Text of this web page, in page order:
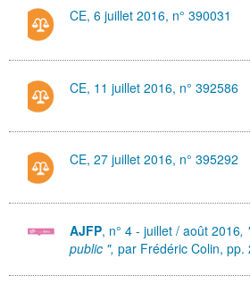
CE, 6 juillet 2016, n° 390031
CE, 11 juillet 2016, n° 392586
CE, 27 juillet 2016, n° 395292
AJFP, n° 4 - juillet / août 2016,
public ", par Frédéric Colin, pp.